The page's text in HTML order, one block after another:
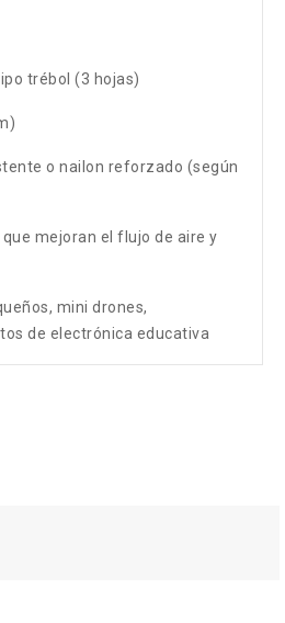
trébol (3 hojas)
o nailon reforzado (según
que mejoran el flujo de aire y
mini drones,
de electrónica educativa